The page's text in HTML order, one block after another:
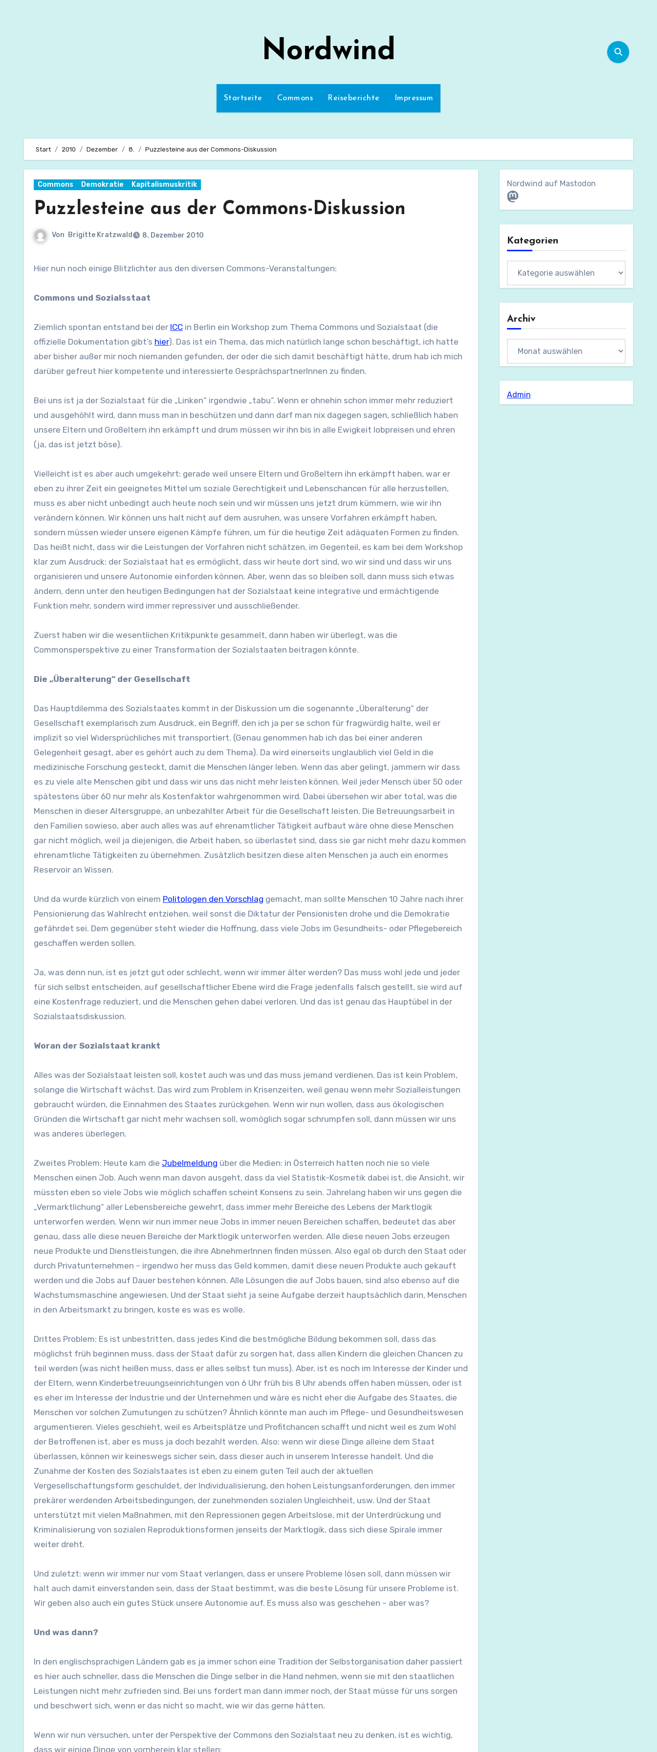
Nordwind
Startseite Commons Reiseberichte Impressum
Start 2010 Dezember 8. Puzzlesteine aus der Commons-Diskussion
Commons Demokratie Kapitalismuskritik
Puzzlesteine aus der Commons-Diskussion
Von Brigitte Kratzwald 8. Dezember 2010
Hier nun noch einige Blitzlichter aus den diversen Commons-Veranstaltungen:
Commons und Sozialsstaat
Ziemlich spontan entstand bei der ICC in Berlin ein Workshop zum Thema Commons und Sozialstaat (die
offizielle Dokumentation gibt’s hier). Das ist ein Thema, das mich natürlich lange schon beschäftigt, ich hatte
aber bisher außer mir noch niemanden gefunden, der oder die sich damit beschäftigt hätte, drum hab ich mich
darüber gefreut hier kompetente und interessierte GesprächspartnerInnen zu finden.
Bei uns ist ja der Sozialstaat für die „Linken“ irgendwie „tabu“. Wenn er ohnehin schon immer mehr reduziert
und ausgehöhlt wird, dann muss man in beschützen und dann darf man nix dagegen sagen, schließlich haben
unsere Eltern und Großeltern ihn erkämpft und drum müssen wir ihn bis in alle Ewigkeit lobpreisen und ehren
(ja, das ist jetzt böse).
Vielleicht ist es aber auch umgekehrt: gerade weil unsere Eltern und Großeltern ihn erkämpft haben, war er
eben zu ihrer Zeit ein geeignetes Mittel um soziale Gerechtigkeit und Lebenschancen für alle herzustellen,
muss es aber nicht unbedingt auch heute noch sein und wir müssen uns jetzt drum kümmern, wie wir ihn
verändern können. Wir können uns halt nicht auf dem ausruhen, was unsere Vorfahren erkämpft haben,
sondern müssen wieder unsere eigenen Kämpfe führen, um für die heutige Zeit adäquaten Formen zu finden.
Das heißt nicht, dass wir die Leistungen der Vorfahren nicht schätzen, im Gegenteil, es kam bei dem Workshop
klar zum Ausdruck: der Sozialstaat hat es ermöglicht, dass wir heute dort sind, wo wir sind und dass wir uns
organisieren und unsere Autonomie einforden können. Aber, wenn das so bleiben soll, dann muss sich etwas
ändern, denn unter den heutigen Bedingungen hat der Sozialstaat keine integrative und ermächtigende
Funktion mehr, sondern wird immer repressiver und ausschließender.
Zuerst haben wir die wesentlichen Kritikpunkte gesammelt, dann haben wir überlegt, was die
Commonsperspektive zu einer Transformation der Sozialstaaten beitragen könnte.
Die „Überalterung“ der Gesellschaft
Das Hauptdilemma des Sozialstaates kommt in der Diskussion um die sogenannte „Überalterung“ der
Gesellschaft exemplarisch zum Ausdruck, ein Begriff, den ich ja per se schon für fragwürdig halte, weil er
implizit so viel Widersprüchliches mit transportiert. (Genau genommen hab ich das bei einer anderen
Gelegenheit gesagt, aber es gehört auch zu dem Thema). Da wird einerseits unglaublich viel Geld in die
medizinische Forschung gesteckt, damit die Menschen länger leben. Wenn das aber gelingt, jammern wir dass
es zu viele alte Menschen gibt und dass wir uns das nicht mehr leisten können. Weil jeder Mensch über 50 oder
spätestens über 60 nur mehr als Kostenfaktor wahrgenommen wird. Dabei übersehen wir aber total, was die
Menschen in dieser Altersgruppe, an unbezahlter Arbeit für die Gesellschaft leisten. Die Betreuungsarbeit in
den Familien sowieso, aber auch alles was auf ehrenamtlicher Tätigkeit aufbaut wäre ohne diese Menschen
gar nicht möglich, weil ja diejenigen, die Arbeit haben, so überlastet sind, dass sie gar nicht mehr dazu kommen
ehrenamtliche Tätigkeiten zu übernehmen. Zusätzlich besitzen diese alten Menschen ja auch ein enormes
Reservoir an Wissen.
Und da wurde kürzlich von einem Politologen den Vorschlag gemacht, man sollte Menschen 10 Jahre nach ihrer
Pensionierung das Wahlrecht entziehen, weil sonst die Diktatur der Pensionisten drohe und die Demokratie
gefährdet sei. Dem gegenüber steht wieder die Hoffnung, dass viele Jobs im Gesundheits- oder Pflegebereich
geschaffen werden sollen.
Ja, was denn nun, ist es jetzt gut oder schlecht, wenn wir immer älter werden? Das muss wohl jede und jeder
für sich selbst entscheiden, auf gesellschaftlicher Ebene wird die Frage jedenfalls falsch gestellt, sie wird auf
eine Kostenfrage reduziert, und die Menschen gehen dabei verloren. Und das ist genau das Hauptübel in der
Sozialstaatsdiskussion.
Woran der Sozialstaat krankt
Alles was der Sozialstaat leisten soll, kostet auch was und das muss jemand verdienen. Das ist kein Problem,
solange die Wirtschaft wächst. Das wird zum Problem in Krisenzeiten, weil genau wenn mehr Sozialleistungen
gebraucht würden, die Einnahmen des Staates zurückgehen. Wenn wir nun wollen, dass aus ökologischen
Gründen die Wirtschaft gar nicht mehr wachsen soll, womöglich sogar schrumpfen soll, dann müssen wir uns
was anderes überlegen.
Zweites Problem: Heute kam die Jubelmeldung über die Medien: in Österreich hatten noch nie so viele
Menschen einen Job. Auch wenn man davon ausgeht, dass da viel Statistik-Kosmetik dabei ist, die Ansicht, wir
müssten eben so viele Jobs wie möglich schaffen scheint Konsens zu sein. Jahrelang haben wir uns gegen die
„Vermarktlichung“ aller Lebensbereiche gewehrt, dass immer mehr Bereiche des Lebens der Marktlogik
unterworfen werden. Wenn wir nun immer neue Jobs in immer neuen Bereichen schaffen, bedeutet das aber
genau, dass alle diese neuen Bereiche der Marktlogik unterworfen werden. Alle diese neuen Jobs erzeugen
neue Produkte und Dienstleistungen, die ihre AbnehmerInnen finden müssen. Also egal ob durch den Staat oder
durch Privatunternehmen – irgendwo her muss das Geld kommen, damit diese neuen Produkte auch gekauft
werden und die Jobs auf Dauer bestehen können. Alle Lösungen die auf Jobs bauen, sind also ebenso auf die
Wachstumsmaschine angewiesen. Und der Staat sieht ja seine Aufgabe derzeit hauptsächlich darin, Menschen
in den Arbeitsmarkt zu bringen, koste es was es wolle.
Drittes Problem: Es ist unbestritten, dass jedes Kind die bestmögliche Bildung bekommen soll, dass das
möglichst früh beginnen muss, dass der Staat dafür zu sorgen hat, dass allen Kindern die gleichen Chancen zu
teil werden (was nicht heißen muss, dass er alles selbst tun muss). Aber, ist es noch im Interesse der Kinder und
der Eltern, wenn Kinderbetreuungseinrichtungen von 6 Uhr früh bis 8 Uhr abends offen haben müssen, oder ist
es eher im Interesse der Industrie und der Unternehmen und wäre es nicht eher die Aufgabe des Staates, die
Menschen vor solchen Zumutungen zu schützen? Ähnlich könnte man auch im Pflege- und Gesundheitswesen
argumentieren. Vieles geschieht, weil es Arbeitsplätze und Profitchancen schafft und nicht weil es zum Wohl
der Betroffenen ist, aber es muss ja doch bezahlt werden. Also: wenn wir diese Dinge alleine dem Staat
überlassen, können wir keineswegs sicher sein, dass dieser auch in unserem Interesse handelt. Und die
Zunahme der Kosten des Sozialstaates ist eben zu einem guten Teil auch der aktuellen
Vergesellschaftungsform geschuldet, der Individualisierung, den hohen Leistungsanforderungen, den immer
prekärer werdenden Arbeitsbedingungen, der zunehmenden sozialen Ungleichheit, usw. Und der Staat
unterstützt mit vielen Maßnahmen, mit den Repressionen gegen Arbeitslose, mit der Unterdrückung und
Kriminalisierung von sozialen Reproduktionsformen jenseits der Marktlogik, dass sich diese Spirale immer
weiter dreht.
Und zuletzt: wenn wir immer nur vom Staat verlangen, dass er unsere Probleme lösen soll, dann müssen wir
halt auch damit einverstanden sein, dass der Staat bestimmt, was die beste Lösung für unsere Probleme ist.
Wir geben also auch ein gutes Stück unsere Autonomie auf. Es muss also was geschehen – aber was?
Und was dann?
In den englischsprachigen Ländern gab es ja immer schon eine Tradition der Selbstorganisation daher passiert
es hier auch schneller, dass die Menschen die Dinge selber in die Hand nehmen, wenn sie mit den staatlichen
Leistungen nicht mehr zufrieden sind. Bei uns fordert man dann immer noch, der Staat müsse für uns sorgen
und beschwert sich, wenn er das nicht so macht, wie wir das gerne hätten.
Wenn wir nun versuchen, unter der Perspektive der Commons den Sozialstaat neu zu denken, ist es wichtig,
dass wir einige Dinge von vornherein klar stellen:
Nordwind auf Mastodon
Mastodon
Kategorien
Archiv
Admin